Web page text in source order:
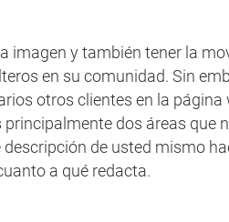
imagen y también tener la
en su comunidad. Sin
otros clientes en la página
dos áreas que
de usted mismo
a qué redacta.